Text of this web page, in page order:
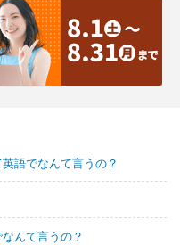
語でなんて言うの？
んて言うの？